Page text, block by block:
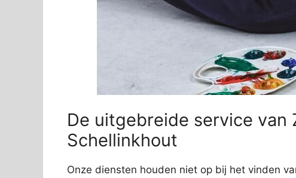
De uitgebreide service van
Schellinkhout
Onze diensten houden niet op bij het vinden